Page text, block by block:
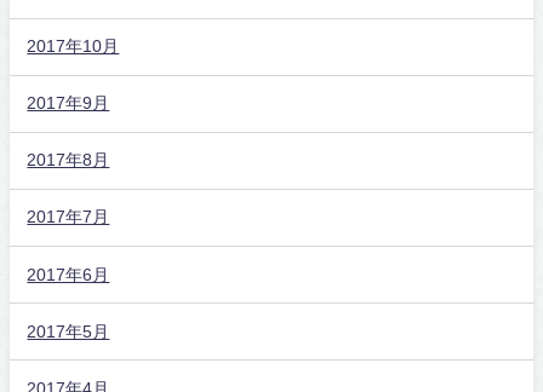
2017年10月
2017年9月
2017年8月
2017年7月
2017年6月
2017年5月
2017年4月